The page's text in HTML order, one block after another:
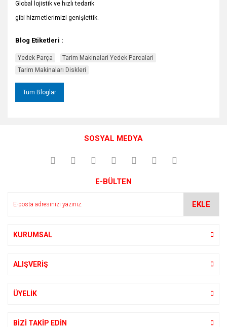
Global lojistik ve hızlı tedarik
gibi hizmetlerimizi genişlettik.
Blog Etiketleri :
Yedek Parça
Tarim Makinalari Yedek Parcalari
Tarim Makinaları Diskleri
Tüm Bloglar
SOSYAL MEDYA
E-BÜLTEN
EKLE
KURUMSAL
ALIŞVERİŞ
ÜYELİK
BİZİ TAKİP EDİN